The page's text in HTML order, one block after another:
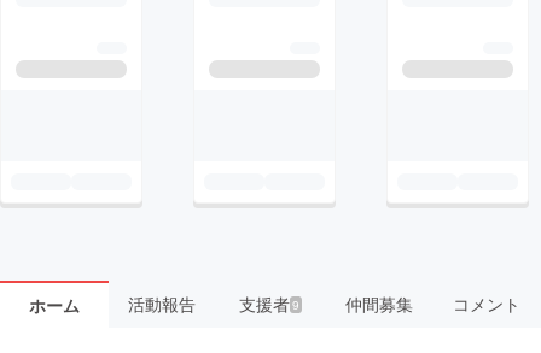
ホーム 活動報告 支援者9 仲間募集 コメント